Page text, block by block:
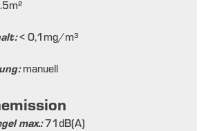
m²
< 0,1 mg/m³
manuell
max.:71dB(A)